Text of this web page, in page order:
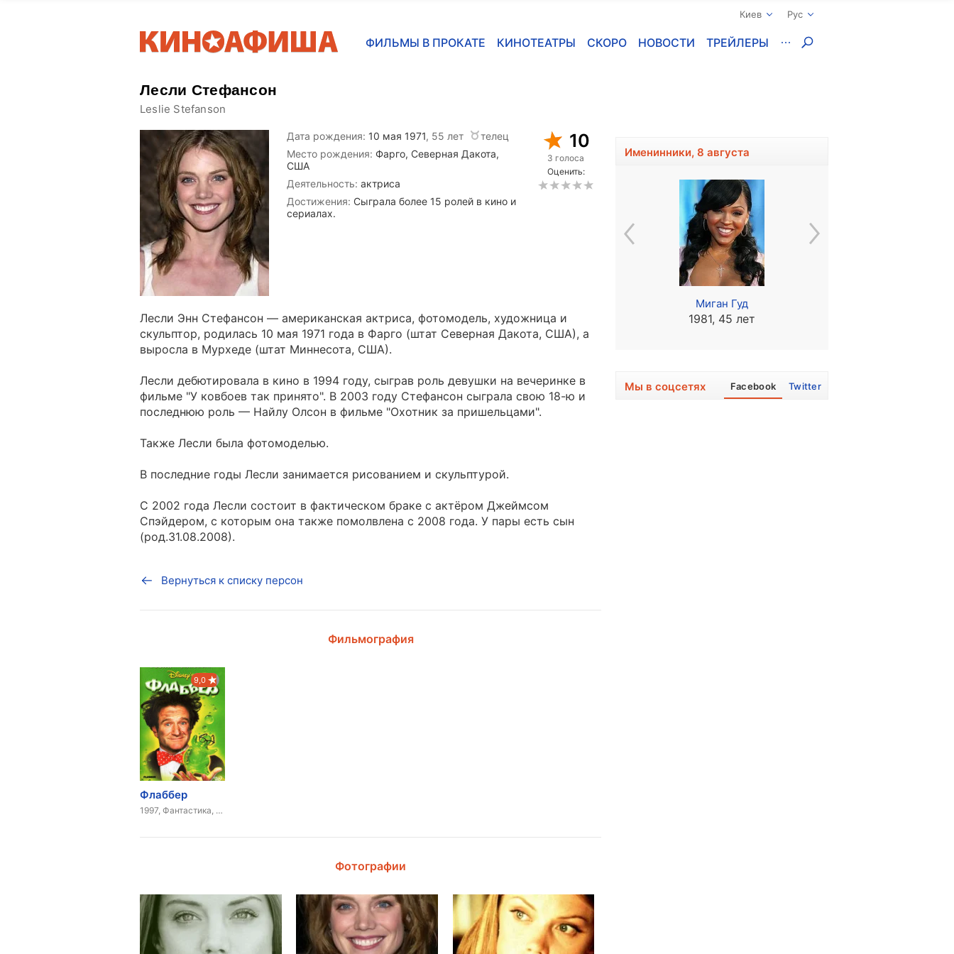
Киев Рус
ФИЛЬМЫ В ПРОКАТЕ КИНОТЕАТРЫ СКОРО НОВОСТИ ТРЕЙЛЕРЫ
Лесли Стефансон
Leslie Stefanson
Дата рождения: 10 мая 1971, 55 лет
телец
Место рождения: Фарго, Северная Дакота,
США
Деятельность: актриса
Достижения: Сыграла более 15 ролей в кино и
сериалах.
10
3 голоса
Оценить:
Лесли Энн Стефансон — американская актриса, фотомодель, художница и
скульптор, родилась 10 мая 1971 года в Фарго (штат Северная Дакота, США), а
выросла в Мурхеде (штат Миннесота, США).
Лесли дебютировала в кино в 1994 году, сыграв роль девушки на вечеринке в
фильме "У ковбоев так принято". В 2003 году Стефансон сыграла свою 18-ю и
последнюю роль — Найлу Олсон в фильме "Охотник за пришельцами".
Также Лесли была фотомоделью.
В последние годы Лесли занимается рисованием и скульптурой.
С 2002 года Лесли состоит в фактическом браке с актёром Джеймсом
Спэйдером, с которым она также помолвлена с 2008 года. У пары есть сын
(род.31.08.2008).
Вернуться к списку персон
Фильмография
9,0
Флаббер
1997, Фантастика, Комедия
Фотографии
Именинники, 8 августа
1938, 88 лет
Миган Гуд
1981, 45 лет
Мы в соцсетях Facebook Twitter